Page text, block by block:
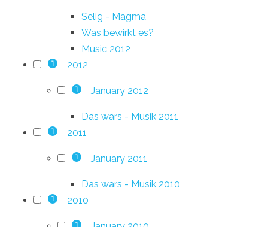
Selig - Magma
Was bewirkt es?
Music 2012
1 2012
1 January 2012
Das wars - Musik 2011
1 2011
1 January 2011
Das wars - Musik 2010
1 2010
1